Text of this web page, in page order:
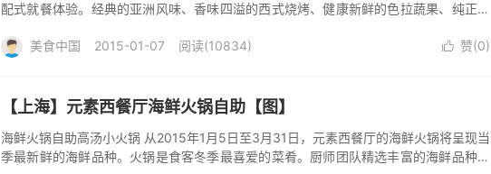
配式就餐体验。经典的亚洲风味、香味四溢的西式烧烤、健康新鲜的色拉蔬果、纯正的
王都可以...
 赞(0)
美食中国 2015-01-07 阅读(10834)
【上海】元素西餐厅海鲜火锅自助【图】
海鲜火锅自助高汤小火锅 从2015年1月5日至3月31日，元素西餐厅的海鲜火锅将呈现当
季最新鲜的海鲜品种。火锅是食客冬季最喜爱的菜肴。厨师团队精选丰富的海鲜品种，